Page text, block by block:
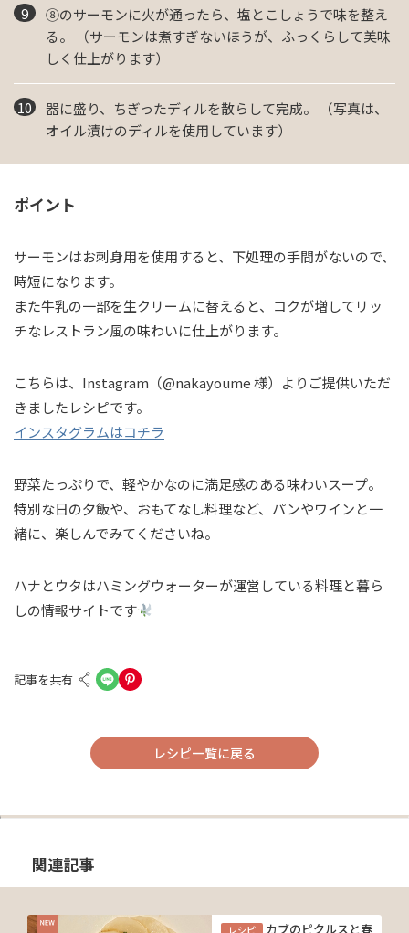
⑧のサーモンに火が通ったら、塩とこしょうで味を整え
る。 （サーモンは煮すぎないほうが、ふっくらして美味
しく仕上がります）
器に盛り、ちぎったディルを散らして完成。 （写真は、
オイル漬けのディルを使用しています）
ポイント
サーモンはお刺身用を使用すると、下処理の手間がないので、
時短になります。
また牛乳の一部を生クリームに替えると、コクが増してリッ
チなレストラン風の味わいに仕上がります。
こちらは、Instagram（@nakayoume 様）よりご提供いただ
きましたレシピです。
インスタグラムはコチラ
野菜たっぷりで、軽やかなのに満足感のある味わいスープ。
特別な日の夕飯や、おもてなし料理など、パンやワインと一
緒に、楽しんでみてくださいね。
ハナとウタはハミングウォーターが運営している料理と暮ら
しの情報サイトです
記事を共有
レシピ一覧に戻る
関連記事
レシピ
カブのピクルスと春